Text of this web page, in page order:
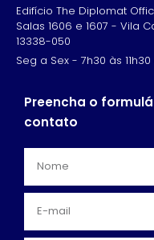
Edifício The Diplomat
Salas 1606 e 1607 - Vila
13338-050
Seg a Sex - 7h30 às
Preencha o
contato